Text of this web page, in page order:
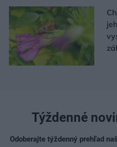
Týždenné
Odoberajte týždenný prehľad